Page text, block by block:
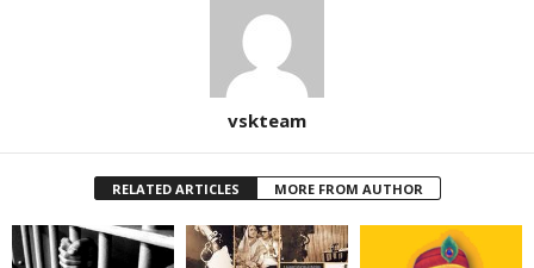
vskteam
RELATED ARTICLES MORE FROM AUTHOR